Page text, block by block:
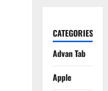
CATEGORIES
Advan Tab
Apple